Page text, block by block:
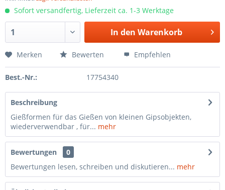
Sofort versandfertig, Lieferzeit ca. 1-3 Werktage
In den Warenkorb
Merken Bewerten Empfehlen
Best.-Nr.: 17754340
Beschreibung
Gießformen für das Gießen von kleinen Gipsobjekten,
wiederverwendbar , für... mehr
Bewertungen
0
Bewertungen lesen, schreiben und diskutieren... mehr